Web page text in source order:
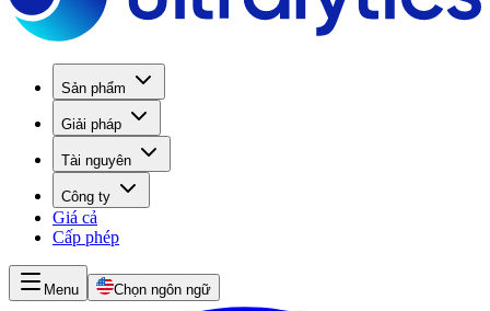
Sản phẩm
Giải pháp
Tài nguyên
Công ty
Giá cả
Cấp phép
Menu Chọn ngôn ngữ